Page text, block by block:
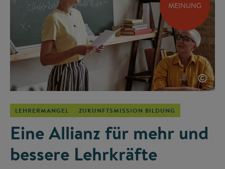
MEINUNG
©
LEHRERMANGEL ZUKUNFTSMISSION BILDUNG
Eine Allianz für mehr und
bessere Lehrkräfte